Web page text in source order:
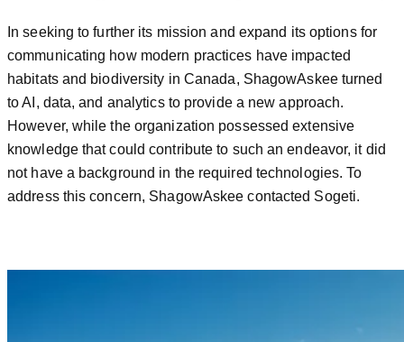
In seeking to further its mission and expand its options for
communicating how modern practices have impacted
habitats and biodiversity in Canada, ShagowAskee turned
to AI, data, and analytics to provide a new approach.
However, while the organization possessed extensive
knowledge that could contribute to such an endeavor, it did
not have a background in the required technologies. To
address this concern, ShagowAskee contacted Sogeti.